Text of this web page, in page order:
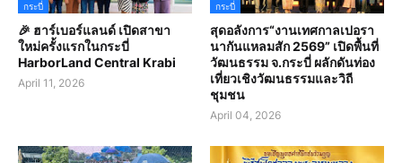
กระบี่
🎉 ฮาร์เบอร์แลนด์ เปิดสาขา
ใหม่ครั้งแรกในกระบี่
HarborLand Central Krabi
April 11, 2026
กระบี่
สุดอลังการ“งานเทศกาลเปอรา
นากันแหลมสัก 2569” เปิดพื้นที่
วัฒนธรรม จ.กระบี่ ผลักดันท่อง
เที่ยวเชิงวัฒนธรรมและวิถี
ชุมชน
April 04, 2026